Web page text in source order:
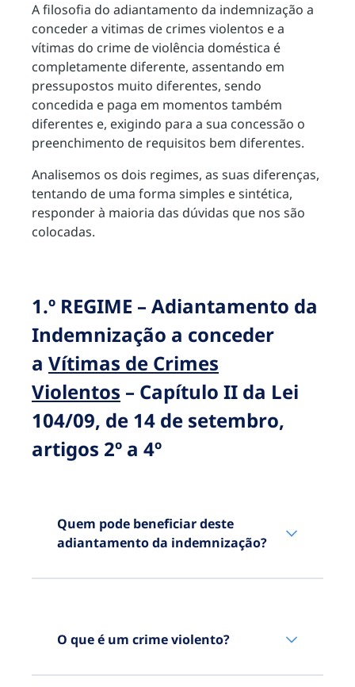
A filosofia do adiantamento da indemnização a
conceder a vitimas de crimes violentos e a
vítimas do crime de violência doméstica é
completamente diferente, assentando em
pressupostos muito diferentes, sendo
concedida e paga em momentos também
diferentes e, exigindo para a sua concessão o
preenchimento de requisitos bem diferentes.
Analisemos os dois regimes, as suas diferenças,
tentando de uma forma simples e sintética,
responder à maioria das dúvidas que nos são
colocadas.
1.º REGIME – Adiantamento da
Indemnização a conceder
a Vítimas de Crimes
Violentos – Capítulo II da Lei
104/09, de 14 de setembro,
artigos 2º a 4º
Quem pode beneficiar deste
adiantamento da indemnização?
1.ª Situação
O que é um crime violento?